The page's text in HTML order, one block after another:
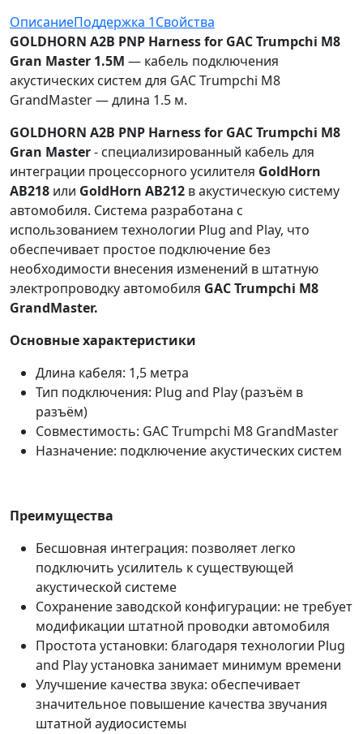
ОписаниеПоддержка 1Свойства
GOLDHORN A2B PNP Harness for GAC Trumpchi M8
Gran Master 1.5M — кабель подключения
акустических систем для GAC Trumpchi M8
GrandMaster — длина 1.5 м.
GOLDHORN A2B PNP Harness for GAC Trumpchi M8
Gran Master- специализированный кабель для
интеграции процессорного усилителя GoldHorn
AB218 или GoldHorn AB212 в акустическую систему
автомобиля. Система разработана с
использованием технологии Plug and Play, что
обеспечивает простое подключение без
необходимости внесения изменений в штатную
электропроводку автомобиля GAC Trumpchi M8
GrandMaster.
Основные характеристики
Длина кабеля: 1,5 метра
Тип подключения: Plug and Play (разъём в
разъём)
Совместимость: GAC Trumpchi M8 GrandMaster
Назначение: подключение акустических систем
Преимущества
Бесшовная интеграция: позволяет легко
подключить усилитель к существующей
акустической системе
Сохранение заводской конфигурации: не требует
модификации штатной проводки автомобиля
Простота установки: благодаря технологии Plug
and Play установка занимает минимум времени
Улучшение качества звука: обеспечивает
значительное повышение качества звучания
штатной аудиосистемы